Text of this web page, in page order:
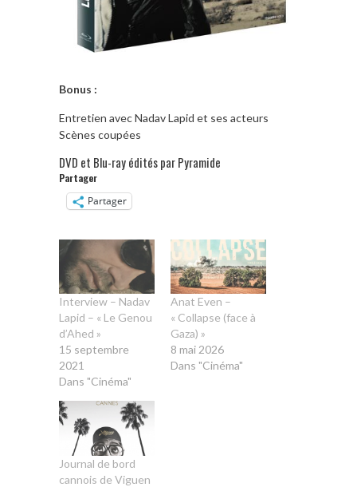
Bonus :
Entretien avec Nadav Lapid et ses acteurs
Scènes coupées
DVD et Blu-ray édités par Pyramide
Partager
Partager
Interview – Nadav
Lapid – « Le Genou
d’Ahed »
15 septembre
2021
Dans "Cinéma"
Anat Even –
« Collapse (face à
Gaza) »
8 mai 2026
Dans "Cinéma"
Journal de bord
cannois de Viguen